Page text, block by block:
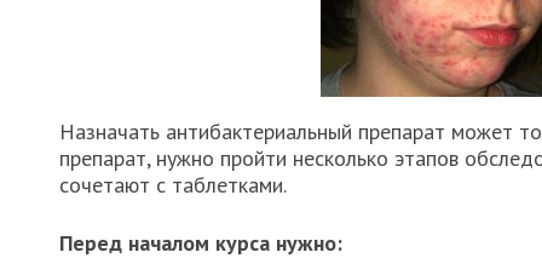
Назначать антибактериальный препарат может
препарат, нужно пройти несколько этапов
сочетают с таблетками.
Перед началом курса нужно: